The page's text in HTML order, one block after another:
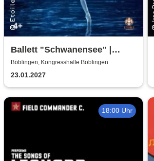
Ballett "Schwanensee" |
Klassisches Etoile Ballett
Böblingen, Kongresshalle Böblingen
23.01.2027
18:00 Uhr